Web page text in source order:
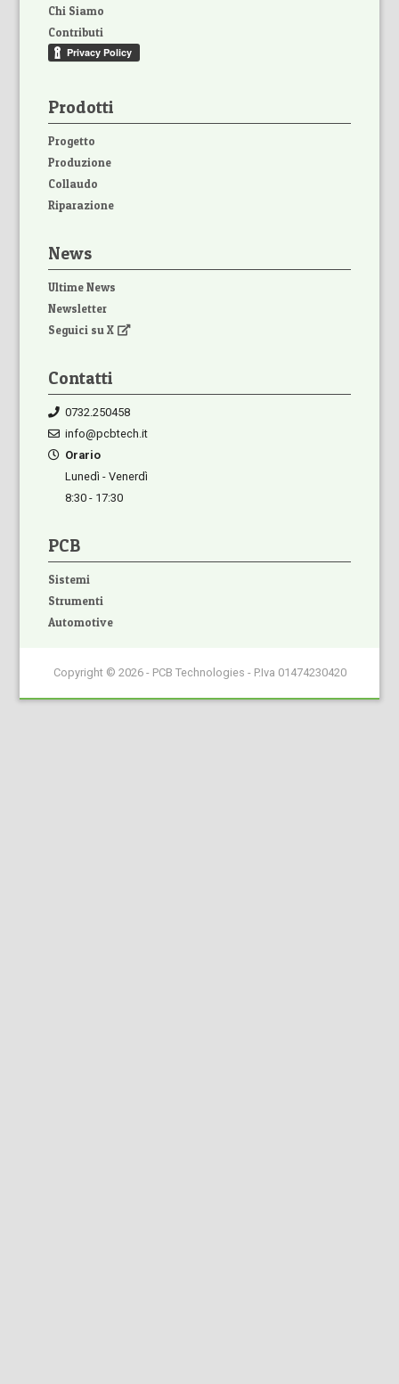
Chi Siamo
Contributi
Prodotti
Progetto
Produzione
Collaudo
Riparazione
News
Ultime News
Newsletter
Seguici su X
Contatti
0732.250458
info@pcbtech.it
Orario
Lunedì - Venerdì
8:30 - 17:30
PCB
Sistemi
Strumenti
Automotive
Copyright © 2026 - PCB Technologies - P.Iva 01474230420